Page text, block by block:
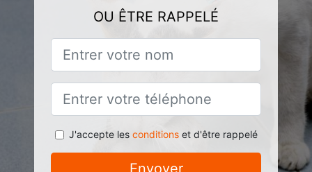
OU ÊTRE RAPPELÉ
J'accepte les conditionset d'être rappelé
Envoyer